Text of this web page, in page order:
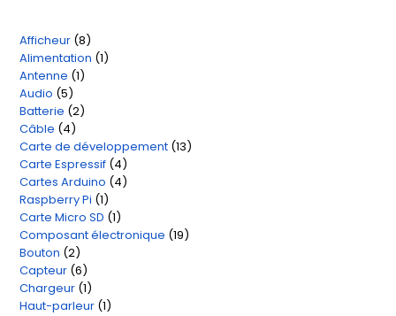
Afficheur 88
produits
Alimentation 11
Antenne 11
Audio 55
produits
Batterie 22
Câble 44
produits
Carte de développement 1313
Carte Espressif 44
produits
Cartes Arduino 44
Raspberry Pi 11
produit
Carte Micro SD 11
produit
Composant électronique 1919
Bouton 22
produits
Capteur 66
produits
Chargeur 11
produit
Haut-parleur 11